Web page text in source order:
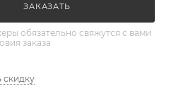
ЗАКАЗАТЬ
обязательно свяжутся с вами
заказа
скидку